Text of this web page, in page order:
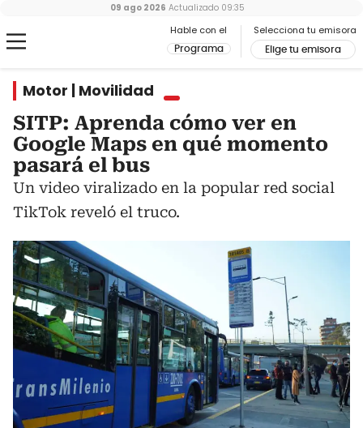
Hable con el
Programa
Selecciona tu emisora
Elige tu emisora
09 ago 2026 Actualizado 09:35
Motor | Movilidad
SITP: Aprenda cómo ver en
Google Maps en qué momento
pasará el bus
Un video viralizado en la popular red social
TikTok reveló el truco.